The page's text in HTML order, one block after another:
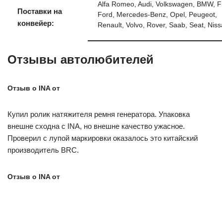
Поставки на
конвейер:
Alfa Romeo, Audi, Volkswagen, BMW,
Ford, Mercedes-Benz, Opel, Peugeot,
Renault, Volvo, Rover, Saab, Seat,
Отзывы автолюбителей
Отзыв о INA от
Купил ролик натяжителя ремня генератора. Упаковка
внешне сходна с INA, но внешне качество ужасное.
Проверил с лупой маркировки оказалось это китайский
производитель BRC.
Отзыв о INA от